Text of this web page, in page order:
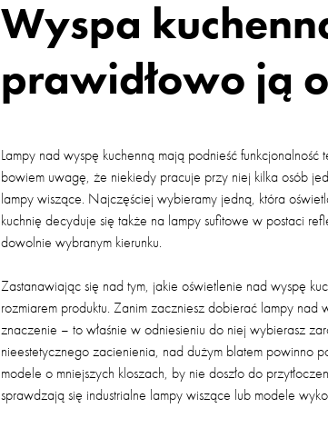
Wyspa
prawidłowo ją
Lampy nad wyspę kuchenną mają podnieść
bowiem uwagę, że niekiedy pracuje przy niej kilka osób
lampy wiszące. Najczęściej wybieramy jedną, która
kuchnię decyduje się także na lampy sufitowe w postaci
dowolnie wybranym kierunku.
Zastanawiając się nad tym, jakie oświetlenie nad wyspę
rozmiarem produktu. Zanim zaczniesz dobierać lampy nad
znaczenie – to właśnie w odniesieniu do niej wybierasz
nieestetycznego zacienienia, nad dużym blatem powinno
modele o mniejszych kloszach, by nie doszło do
sprawdzają się industrialne lampy wiszące lub modele